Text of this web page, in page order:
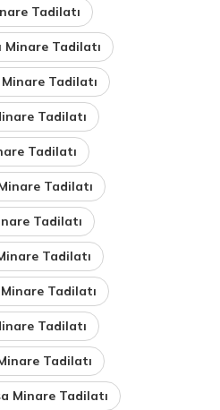
Tadilatı
Minare Tadilatı
Tadilatı
Tadilatı
Tadilatı
Tadilatı
Tadilatı
Tadilatı
Tadilatı
Tadilatı
Tadilatı
Minare Tadilatı